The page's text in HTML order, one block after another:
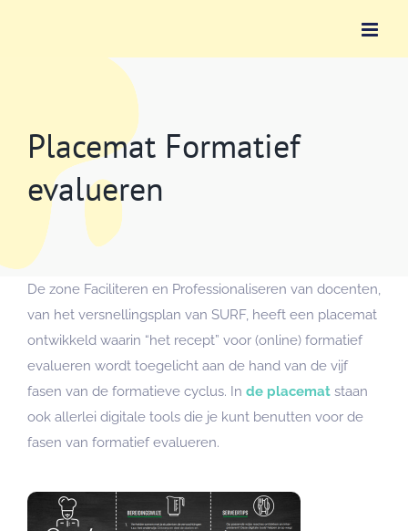
Placemat Formatief
evalueren
De zone Faciliteren en Professionaliseren van docenten,
van het versnellingsplan van SURF, heeft een placemat
ontwikkeld waarin “het recept” voor (online) formatief
evalueren wordt toegelicht aan de hand van de vijf
fasen van de formatieve cyclus. In de placematstaan
ook allerlei digitale tools die je kunt benutten voor de
fasen van formatief evalueren.